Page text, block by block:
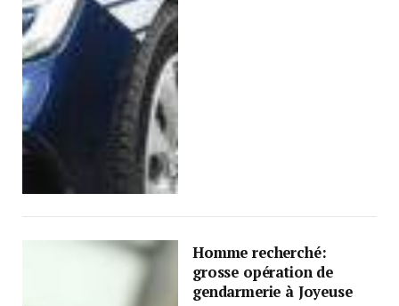
Homme recherché:
grosse opération de
gendarmerie à Joyeuse